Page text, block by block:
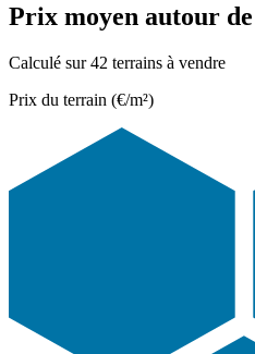
Prix moyen autour
Calculé sur 42 terrains à vendre
Prix du terrain (€/m²)